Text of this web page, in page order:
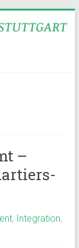
–
, Integration,